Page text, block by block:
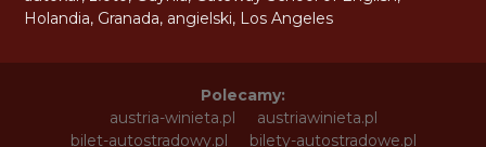
Holandia, Granada, angielski, Los Angeles
Polecamy:
austria-winieta.pl
austriawinieta.pl
bilet-autostradowy.pl
bilety-autostradowe.pl